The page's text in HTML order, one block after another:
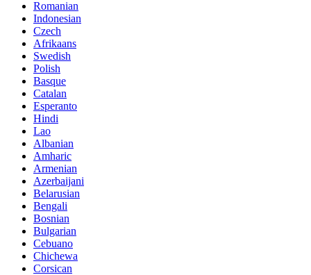
Romanian
Indonesian
Czech
Afrikaans
Swedish
Polish
Basque
Catalan
Esperanto
Hindi
Lao
Albanian
Amharic
Armenian
Azerbaijani
Belarusian
Bengali
Bosnian
Bulgarian
Cebuano
Chichewa
Corsican